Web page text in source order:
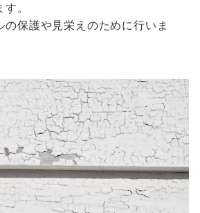
。
の保護や見栄えのために行いま